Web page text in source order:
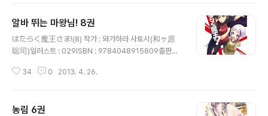
알바 뛰는 마왕님! 8권
はたらく魔王さま!(8) 작가 : 와가하라 사토시(和ヶ原
聡司)일러스트 : 029ISBN : 9784048915809출판사 :
34 0 2013. 4. 26.
농림 6권